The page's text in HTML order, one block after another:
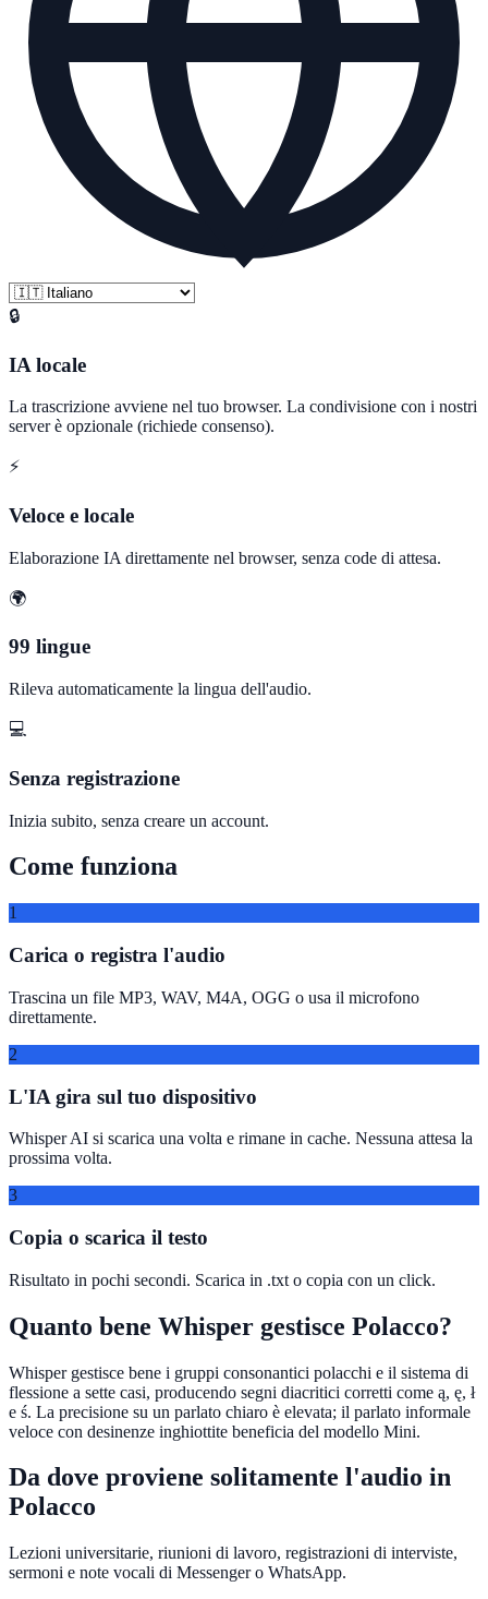
🔒
IA locale
La trascrizione avviene nel tuo browser. La condivisione con i nostri
server è opzionale (richiede consenso).
⚡
Veloce e locale
Elaborazione IA direttamente nel browser, senza code di attesa.
🌍
99 lingue
Rileva automaticamente la lingua dell'audio.
💻
Senza registrazione
Inizia subito, senza creare un account.
Come funziona
1
Carica o registra l'audio
Trascina un file MP3, WAV, M4A, OGG o usa il microfono
direttamente.
2
L'IA gira sul tuo dispositivo
Whisper AI si scarica una volta e rimane in cache. Nessuna attesa la
prossima volta.
3
Copia o scarica il testo
Risultato in pochi secondi. Scarica in .txt o copia con un click.
Quanto bene Whisper gestisce Polacco?
Whisper gestisce bene i gruppi consonantici polacchi e il sistema di
flessione a sette casi, producendo segni diacritici corretti come ą, ę, ł
e ś. La precisione su un parlato chiaro è elevata; il parlato informale
veloce con desinenze inghiottite beneficia del modello Mini.
Da dove proviene solitamente l'audio in
Polacco
Lezioni universitarie, riunioni di lavoro, registrazioni di interviste,
sermoni e note vocali di Messenger o WhatsApp.